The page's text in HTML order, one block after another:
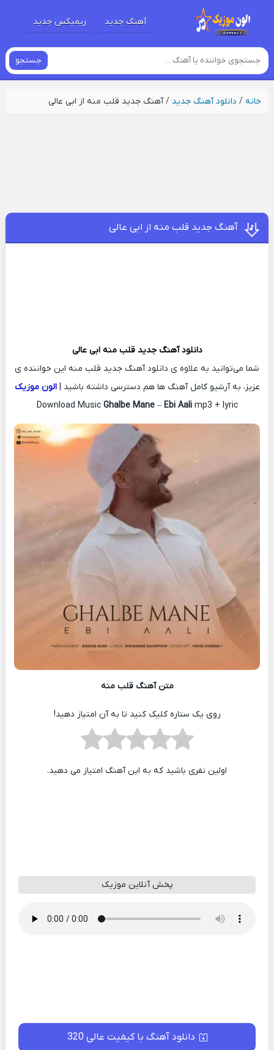
آهنگ جدید ریمیکس جدید
جستجو
خانه/ دانلود آهنگ جدید /آهنگ جدید قلب منه از ابی عالی
آهنگ جدید قلب منه از ابی عالی
دانلود آهنگ جدید قلب منهابی عالی
شما می‌توانید به علاوه ی دانلود آهنگ جدید قلب منه این خواننده ی
عزیز، به آرشیو کامل آهنگ ها هم دسترسی داشته باشید |الون موزیک
Download Music Ghalbe Mane – Ebi Aalimp3 + lyric
متن آهنگ قلب منه
روی یک ستاره کلیک کنید تا به آن امتیاز دهید!
اولین نفری باشید که به این آهنگ امتیاز می دهید.
پخش آنلاین موزیک
دانلود آهنگ با کیفیت عالی 320